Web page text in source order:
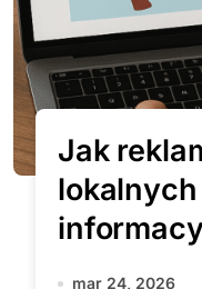
Jak
mar 24, 2026